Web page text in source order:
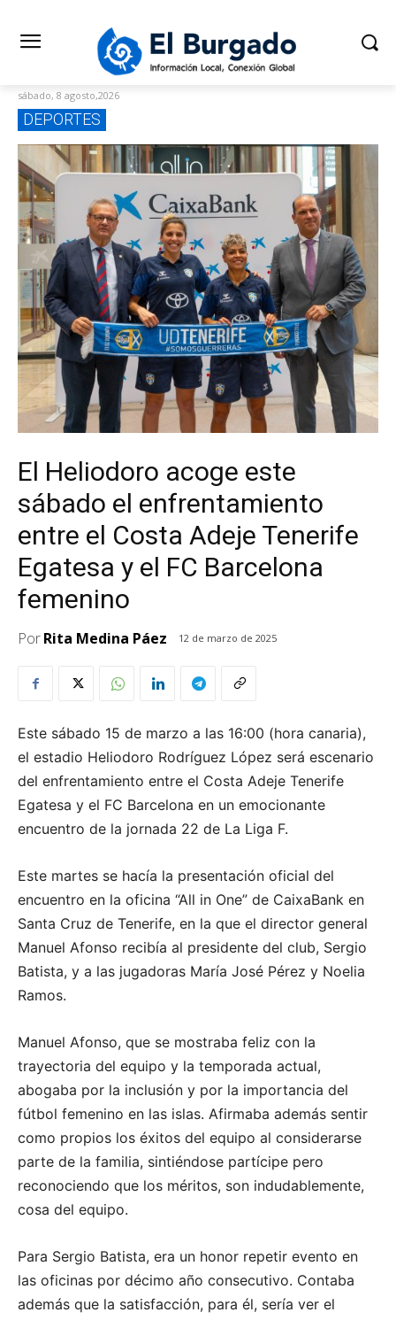
sábado, 8 agosto,2026
DEPORTES
El Heliodoro acoge este
sábado el enfrentamiento
entre el Costa Adeje Tenerife
Egatesa y el FC Barcelona
femenino
PorRita Medina Páez 12 de marzo de 2025
Este sábado 15 de marzo a las 16:00 (hora canaria),
el estadio Heliodoro Rodríguez López será escenario
del enfrentamiento entre el Costa Adeje Tenerife
Egatesa y el FC Barcelona en un emocionante
encuentro de la jornada 22 de La Liga F.
Este martes se hacía la presentación oficial del
encuentro en la oficina “All in One” de CaixaBank en
Santa Cruz de Tenerife, en la que el director general
Manuel Afonso recibía al presidente del club, Sergio
Batista, y a las jugadoras María José Pérez y Noelia
Ramos.
Manuel Afonso, que se mostraba feliz con la
trayectoria del equipo y la temporada actual,
abogaba por la inclusión y por la importancia del
fútbol femenino en las islas. Afirmaba además sentir
como propios los éxitos del equipo al considerarse
parte de la familia, sintiéndose partícipe pero
reconociendo que los méritos, son indudablemente,
cosa del equipo.
Para Sergio Batista, era un honor repetir evento en
las oficinas por décimo año consecutivo. Contaba
además que la satisfacción, para él, sería ver el